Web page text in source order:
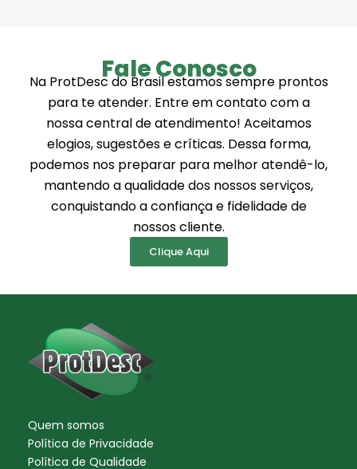
Fale Conosco
Na ProtDesc do Brasil estamos sempre prontos
para te atender. Entre em contato com a
nossa central de atendimento! Aceitamos
elogios, sugestões e críticas. Dessa forma,
podemos nos preparar para melhor atendê-lo,
mantendo a qualidade dos nossos serviços,
conquistando a confiança e fidelidade de
nossos cliente.
Clique Aqui
Quem somos
Política de Privacidade
Política de Qualidade